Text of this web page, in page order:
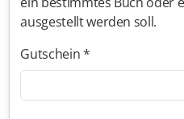
ausgestellt werden soll.
Gutschein *
Jahresabonnement
Physiognomie und Charakter
Physiognomie und Charakter